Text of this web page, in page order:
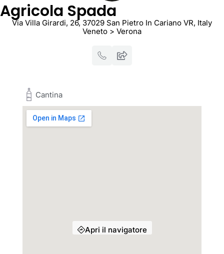
Agricola Spada
Via Villa Girardi, 26, 37029 San Pietro In Cariano VR, Italy
Veneto > Verona
Cantina
Apri il navigatore